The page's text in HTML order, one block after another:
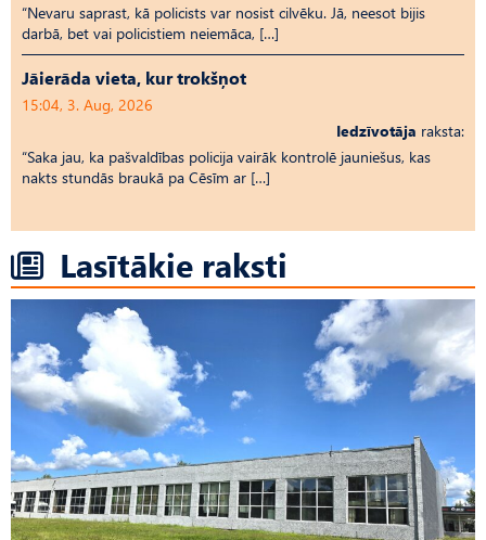
“Nevaru saprast, kā policists var nosist cilvēku. Jā, neesot bijis
darbā, bet vai policistiem neiemāca, […]
Jāierāda vieta, kur trokšņot
15:04, 3. Aug, 2026
Iedzīvotāja raksta:
“Saka jau, ka pašvaldības policija vairāk kontrolē jauniešus, kas
nakts stundās braukā pa Cēsīm ar […]
Lasītākie raksti